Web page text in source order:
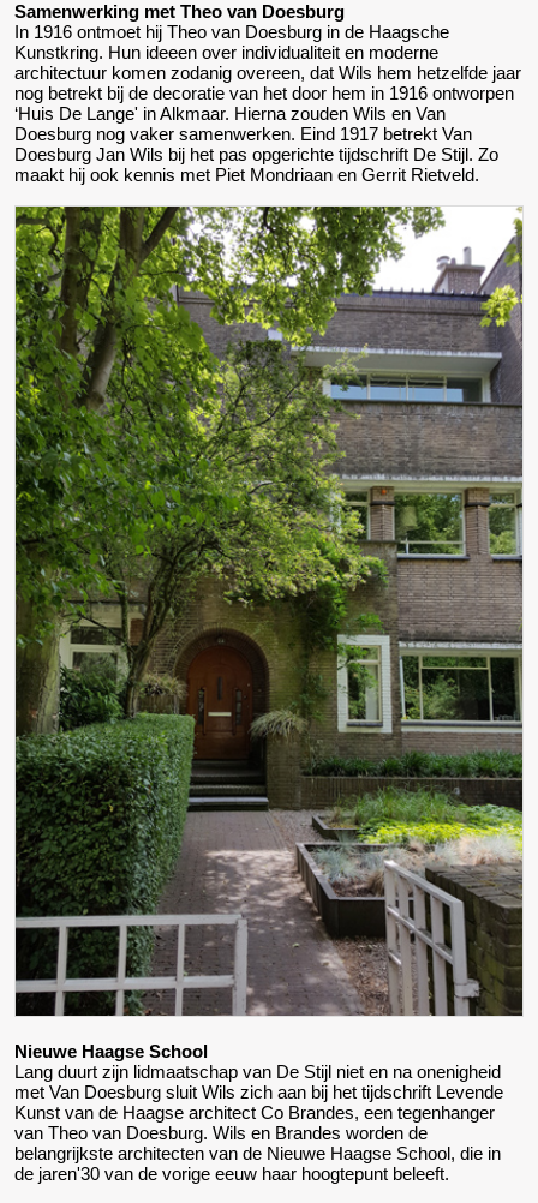
Samenwerking met Theo van Doesburg
In 1916 ontmoet hij Theo van Doesburg in de Haagsche
Kunstkring. Hun ideeen over individualiteit en moderne
architectuur komen zodanig overeen, dat Wils hem hetzelfde jaar
nog betrekt bij de decoratie van het door hem in 1916 ontworpen
‘Huis De Lange' in Alkmaar. Hierna zouden Wils en Van
Doesburg nog vaker samenwerken. Eind 1917 betrekt Van
Doesburg Jan Wils bij het pas opgerichte tijdschrift De Stijl. Zo
maakt hij ook kennis met Piet Mondriaan en Gerrit Rietveld.
Nieuwe Haagse School
Lang duurt zijn lidmaatschap van De Stijl niet en na onenigheid
met Van Doesburg sluit Wils zich aan bij het tijdschrift Levende
Kunst van de Haagse architect Co Brandes, een tegenhanger
van Theo van Doesburg. Wils en Brandes worden de
belangrijkste architecten van de Nieuwe Haagse School, die in
de jaren'30 van de vorige eeuw haar hoogtepunt beleeft.